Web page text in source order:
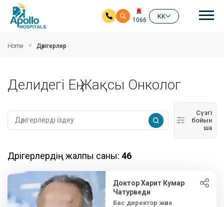
1066
KK
Home Дәрігерлер
Делидегі Ең Жақсы Онколог
Сүзгі
бойын
ша
Дәрігерлердің жалпы саны: 46
Доктор Харит Кумар
Чатурведи
Бас директор және